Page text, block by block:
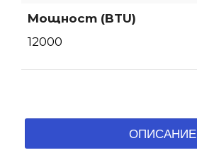
Мощност (BTU)
12000
ОПИСАНИЕ